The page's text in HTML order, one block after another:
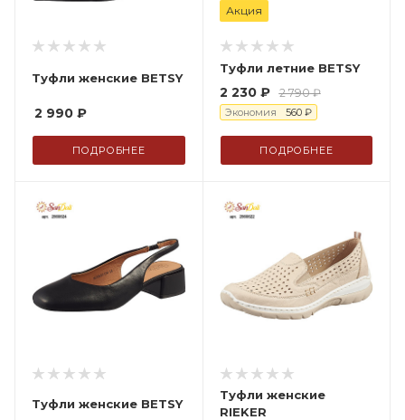
Туфли женские BETSY
2 990 ₽
ПОДРОБНЕЕ
Акция
Туфли летние BETSY
2 230₽ 2 790₽
Экономия 560₽
ПОДРОБНЕЕ
Туфли женские BETSY
Туфли женские
RIEKER